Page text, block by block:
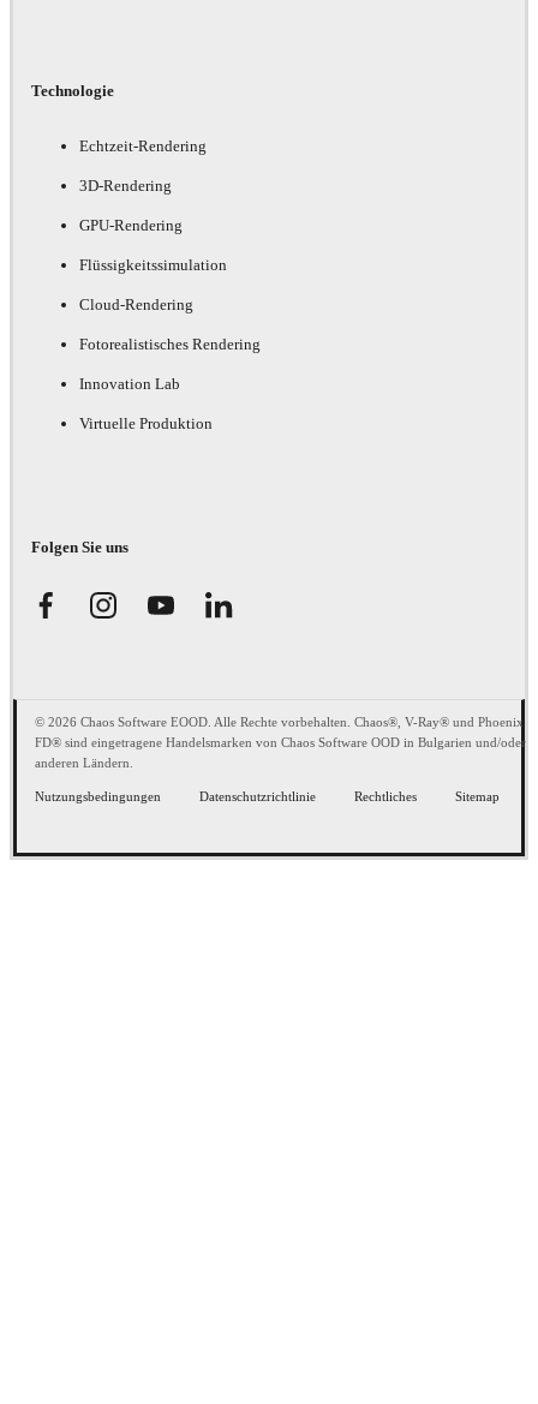
Technologie
Echtzeit-Rendering
3D-Rendering
GPU-Rendering
Flüssigkeitssimulation
Cloud-Rendering
Fotorealistisches Rendering
Innovation Lab
Virtuelle Produktion
Folgen Sie uns
© 2026 Chaos Software EOOD. Alle Rechte vorbehalten. Chaos®, V-Ray® und Phoenix
FD® sind eingetragene Handelsmarken von Chaos Software OOD in Bulgarien und/oder
anderen Ländern.
Nutzungsbedingungen Datenschutzrichtlinie Rechtliches Sitemap